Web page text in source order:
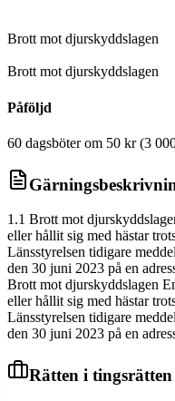
Brott mot djurskyddslagen
Brott mot djurskyddslagen
Påföljd
60 dagsböter om 50 kr (3
1.1 Brott mot
eller hållit sig med hästar
Länsstyrelsen tidigare
den 30 juni 2023 på en
Brott mot djurskyddslagen
eller hållit sig med hästar
Länsstyrelsen tidigare
den 30 juni 2023 på en
Rätten i tingsrätten